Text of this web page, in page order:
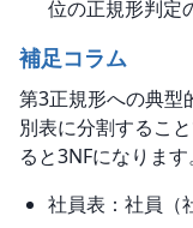
位の正規形判定
補足コラム
第3正規形への典型
別表に分割すること
ると3NFになります。
社員表：社員（